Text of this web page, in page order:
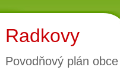
Radkovy
Povodňový plán obce